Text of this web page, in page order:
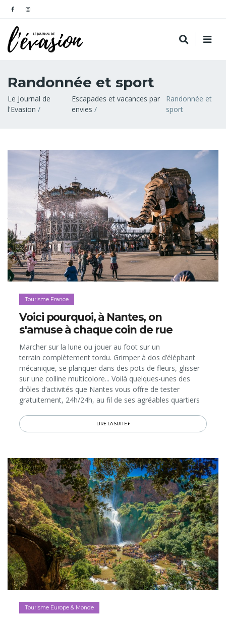
Randonnée et sport
Fil
d'Ariane
Le Journal de
l'Evasion
Escapades et vacances par
envies
Randonnée et
sport
Tourisme France
Voici pourquoi, à Nantes, on
s'amuse à chaque coin de rue
Marcher sur la lune ou jouer au foot sur un
terrain complètement tordu. Grimper à dos d’éléphant
mécanique, se planquer dans des pots de fleurs, glisser
sur une colline multicolore... Voilà quelques-unes des
drôles d’activités que Nantes vous offre de tester
gratuitement, 24h/24h, au fil de ses agréables quartiers
pour avoir la chance...
LIRE LA SUITE
Tourisme Europe & Monde